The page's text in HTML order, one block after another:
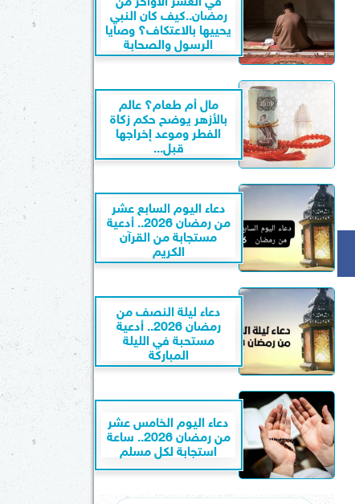
رمضان..كيف كان النبي
يحييها بالاعتكاف؟ وصايا
الرسول والصحابة
مال أم طعام؟ عالم
بالأزهر يوضح حكم زكاة
الفطر وموعد إخراجها
قبل...
دعاء اليوم السابع عشر
من رمضان 2026.. أدعية
مستجابة من القرآن
الكريم
دعاء ليلة النصف من
رمضان 2026.. أدعية
مستحبة في الليلة
المباركة
دعاء اليوم الخامس عشر
من رمضان 2026.. ساعة
استجابة لكل مسلم